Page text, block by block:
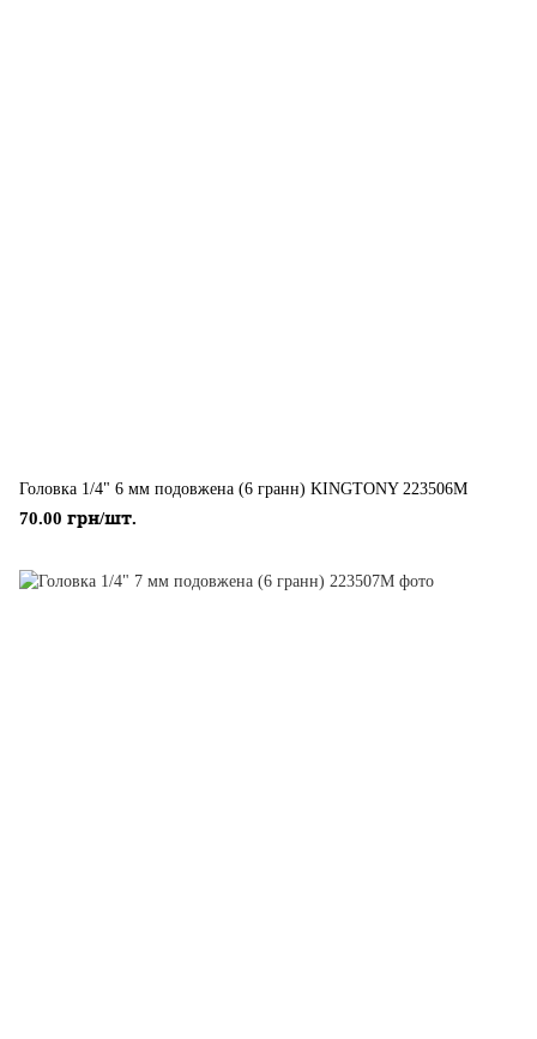
Головка 1/4" 6 мм подовжена (6 гранн) KINGTONY 223506M
70.00 грн/шт.